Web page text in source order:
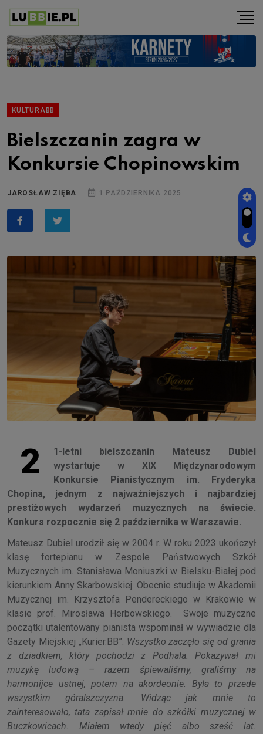
KULTURABB
Bielszczanin zagra w
Konkursie Chopinowskim
JAROSŁAW ZIĘBA 1 PAŹDZIERNIKA 2025
2
1-letni bielszczanin Mateusz Dubiel
wystartuje w XIX Międzynarodowym
Konkursie Pianistycznym im. Fryderyka
Chopina, jednym z najważniejszych i najbardziej
prestiżowych wydarzeń muzycznych na świecie.
Konkurs rozpocznie się 2 października w Warszawie.
Mateusz Dubiel urodził się w 2004 r. W roku 2023 ukończył
klasę fortepianu w Zespole Państwowych Szkół
Muzycznych im. Stanisława Moniuszki w Bielsku-Białej pod
kierunkiem Anny Skarbowskiej. Obecnie studiuje w Akademii
Muzycznej im. Krzysztofa Pendereckiego w Krakowie w
klasie prof. Mirosława Herbowskiego. Swoje muzyczne
początki utalentowany pianista wspominał w wywiadzie dla
Gazety Miejskiej „Kurier.BB”: Wszystko zaczęło się od grania
z dziadkiem, który pochodzi z Podhala. Pokazywał mi
muzykę ludową – razem śpiewaliśmy, graliśmy na
harmonijce ustnej, potem na akordeonie. Była to przede
wszystkim góralszczyzna. Widząc jak mnie to
zainteresowało, tata zapisał mnie do szkółki muzycznej w
Buczkowicach. Miałem wtedy pięć albo sześć lat.